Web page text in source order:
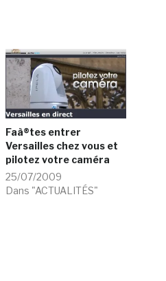
Faà®tes entrer
Versailles chez vous et
pilotez votre caméra
25/07/2009
Dans "ACTUALITÉS"